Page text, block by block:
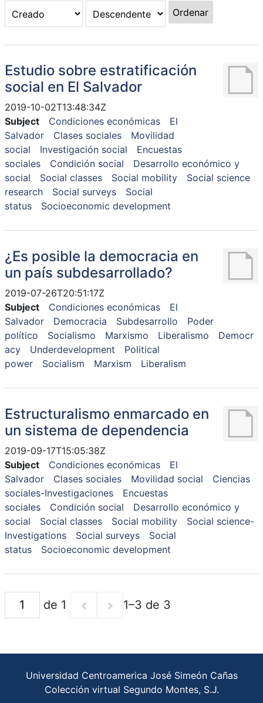
Ordenar
Estudio sobre estratificación
social en El Salvador
2019-10-02T13:48:34Z
Subject
Condiciones económicas
El
Salvador
Clases sociales
Movilidad
social
Investigación social
Encuestas
sociales
Condición social
Desarrollo económico y
social
Social classes Social mobility
Social science
research
Social surveys
Social
status
Socioeconomic development
¿Es posible la democracia en
un país subdesarrollado?
2019-07-26T20:51:17Z
Subject
Condiciones económicas
El
Salvador
Democracia Subdesarrollo
Poder
político
Socialismo Marxismo Liberalismo
Democr
acy
Underdevelopment
Political
power
Socialism Marxism Liberalism
Estructuralismo enmarcado en
un sistema de dependencia
2019-09-17T15:05:38Z
Subject
Condiciones económicas
El
Salvador
Clases sociales Movilidad social
Ciencias
sociales-Investigaciones
Encuestas
sociales
Condición social
Desarrollo económico y
social
Social classes Social mobility
Social science-
Investigations
Social surveys
Social
status
Socioeconomic development
de 1 1–3 de 3
Universidad Centroamerica José Simeón Cañas
Colección virtual Segundo Montes, S.J.